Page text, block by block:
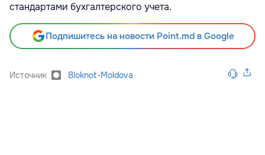
стандартами бухгалтерского учета.
Подпишитесь на новости Point.md в Google
Источник Bloknot-Moldova